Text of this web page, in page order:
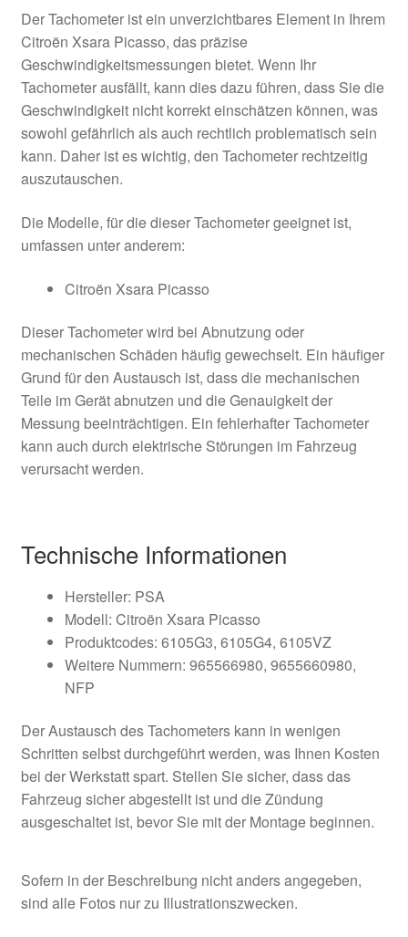
Der Tachometer ist ein unverzichtbares Element in Ihrem
Citroën Xsara Picasso, das präzise
Geschwindigkeitsmessungen bietet. Wenn Ihr
Tachometer ausfällt, kann dies dazu führen, dass Sie die
Geschwindigkeit nicht korrekt einschätzen können, was
sowohl gefährlich als auch rechtlich problematisch sein
kann. Daher ist es wichtig, den Tachometer rechtzeitig
auszutauschen.
Die Modelle, für die dieser Tachometer geeignet ist,
umfassen unter anderem:
Citroën Xsara Picasso
Dieser Tachometer wird bei Abnutzung oder
mechanischen Schäden häufig gewechselt. Ein häufiger
Grund für den Austausch ist, dass die mechanischen
Teile im Gerät abnutzen und die Genauigkeit der
Messung beeinträchtigen. Ein fehlerhafter Tachometer
kann auch durch elektrische Störungen im Fahrzeug
verursacht werden.
Technische Informationen
Hersteller: PSA
Modell: Citroën Xsara Picasso
Produktcodes: 6105G3, 6105G4, 6105VZ
Weitere Nummern: 965566980, 9655660980,
NFP
Der Austausch des Tachometers kann in wenigen
Schritten selbst durchgeführt werden, was Ihnen Kosten
bei der Werkstatt spart. Stellen Sie sicher, dass das
Fahrzeug sicher abgestellt ist und die Zündung
ausgeschaltet ist, bevor Sie mit der Montage beginnen.
Sofern in der Beschreibung nicht anders angegeben,
sind alle Fotos nur zu Illustrationszwecken.